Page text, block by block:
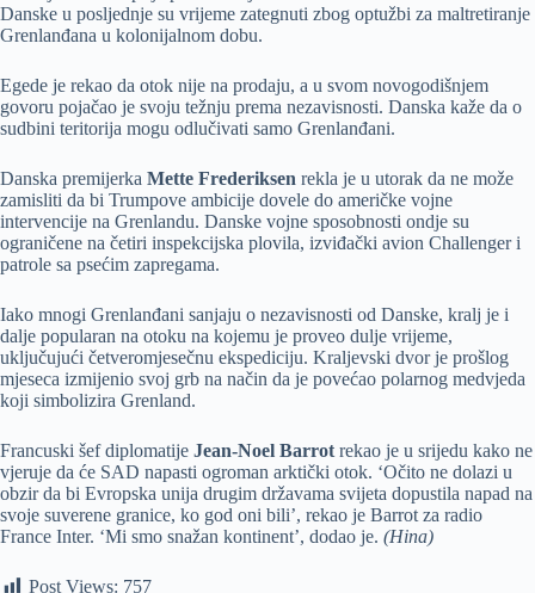
Danske u posljednje su vrijeme zategnuti zbog optužbi za maltretiranje
Grenlanđana u kolonijalnom dobu.
Egede je rekao da otok nije na prodaju, a u svom novogodišnjem
govoru pojačao je svoju težnju prema nezavisnosti. Danska kaže da o
sudbini teritorija mogu odlučivati samo Grenlanđani.
Danska premijerka Mette Frederiksen rekla je u utorak da ne može
zamisliti da bi Trumpove ambicije dovele do američke vojne
intervencije na Grenlandu. Danske vojne sposobnosti ondje su
ograničene na četiri inspekcijska plovila, izviđački avion Challenger i
patrole sa psećim zapregama.
Iako mnogi Grenlanđani sanjaju o nezavisnosti od Danske, kralj je i
dalje popularan na otoku na kojemu je proveo dulje vrijeme,
uključujući četveromjesečnu ekspediciju. Kraljevski dvor je prošlog
mjeseca izmijenio svoj grb na način da je povećao polarnog medvjeda
koji simbolizira Grenland.
Francuski šef diplomatije Jean-Noel Barrot rekao je u srijedu kako ne
vjeruje da će SAD napasti ogroman arktički otok. ‘Očito ne dolazi u
obzir da bi Evropska unija drugim državama svijeta dopustila napad na
svoje suverene granice, ko god oni bili’, rekao je Barrot za radio
France Inter. ‘Mi smo snažan kontinent’, dodao je. (Hina)
Post Views: 757